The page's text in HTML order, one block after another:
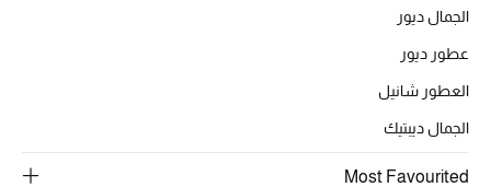
أبرز الحقائب
الجمال ديور
عطور ديور
العطور شانيل
الجمال ديبتيك
Most Favourited